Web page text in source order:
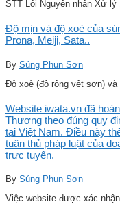
STT Lỗi Nguyên nhân Xử lý
Độ mịn và độ xoè của
Prona, Meiji, Sata..
By Súng Phun Sơn
Độ xoè (độ rộng vệt sơn) và
Website iwata.vn đã
Thương theo đúng quy
tại Việt Nam. Điều này
tuân thủ pháp luật của
trực tuyến.
By Súng Phun Sơn
Việc website được xác